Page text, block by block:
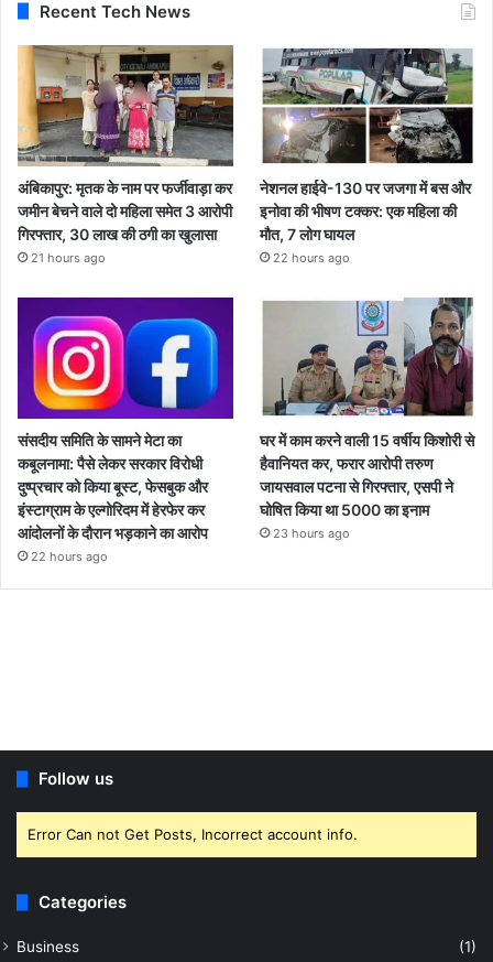
Recent Tech News
अंबिकापुर: मृतक के नाम पर फर्जीवाड़ा कर
जमीन बेचने वाले दो महिला समेत 3 आरोपी
गिरफ्तार, 30 लाख की ठगी का खुलासा
21 hours ago
नेशनल हाईवे-130 पर जजगा में बस और
इनोवा की भीषण टक्कर: एक महिला की
मौत, 7 लोग घायल
22 hours ago
संसदीय समिति के सामने मेटा का
कबूलनामा: पैसे लेकर सरकार विरोधी
दुष्प्रचार को किया बूस्ट, फेसबुक और
इंस्टाग्राम के एल्गोरिदम में हेरफेर कर
आंदोलनों के दौरान भड़काने का आरोप
22 hours ago
घर में काम करने वाली 15 वर्षीय किशोरी से
हैवानियत कर, फरार आरोपी तरुण
जायसवाल पटना से गिरफ्तार, एसपी ने
घोषित किया था 5000 का इनाम
23 hours ago
Follow us
Error Can not Get Posts, Incorrect account info.
Categories
Business (1)